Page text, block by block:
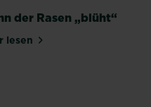
der Rasen „blüht“
lesen
über Wenn der Rasen